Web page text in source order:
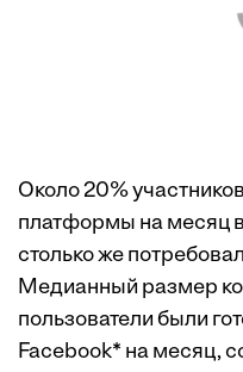
Около 20%
платформы на месяц
столько же
Медианный размер
пользователи были
Facebook* на месяц,